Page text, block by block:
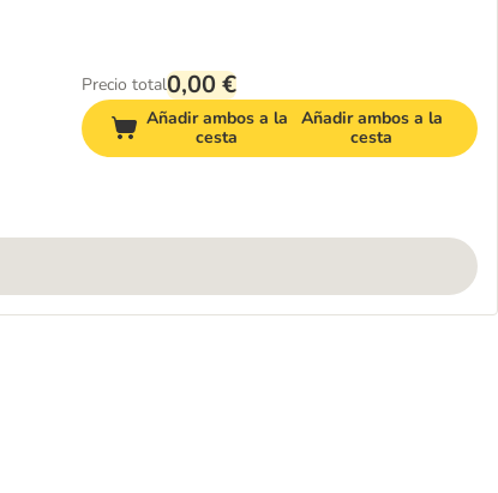
Precio total0,00 €
Añadir ambos a la
cesta
Añadir ambos a la
cesta